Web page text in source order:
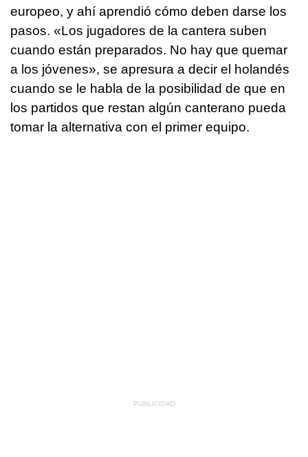
europeo, y ahí aprendió cómo deben darse los
pasos. «Los jugadores de la cantera suben
cuando están preparados. No hay que quemar
a los jóvenes», se apresura a decir el holandés
cuando se le habla de la posibilidad de que en
los partidos que restan algún canterano pueda
tomar la alternativa con el primer equipo.